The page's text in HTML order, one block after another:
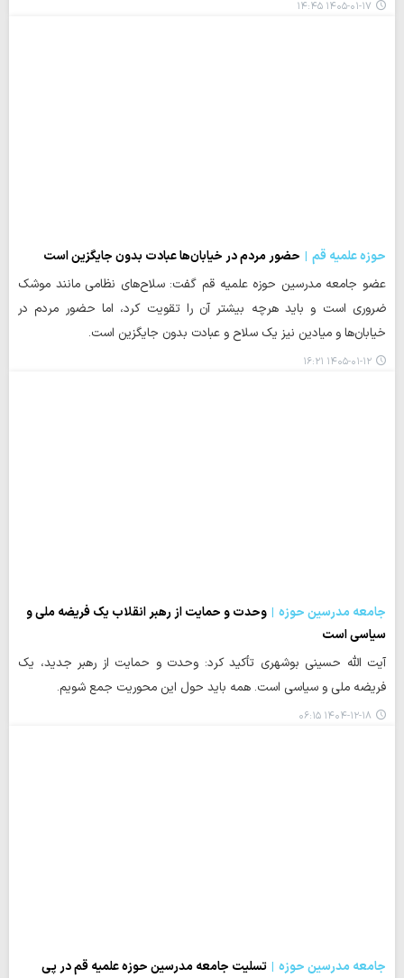
۱۴۰۵-۰۱-۱۷ ۱۴:۴۵
حوزه علمیه قم
حضور مردم در خیابان‌ها عبادت بدون جایگزین است
عضو جامعه مدرسین حوزه علمیه قم گفت: سلاح‌های نظامی مانند موشک
ضروری است و باید هرچه بیشتر آن را تقویت کرد، اما حضور مردم در
خیابان‌ها و میادین نیز یک سلاح و عبادت بدون جایگزین است.
۱۴۰۵-۰۱-۱۲ ۱۶:۲۱
جامعه مدرسین حوزه
وحدت و حمایت از رهبر انقلاب یک فریضه ملی و
سیاسی است
آیت الله حسینی بوشهری تأکید کرد: وحدت و حمایت از رهبر جدید، یک
فریضه ملی و سیاسی است. همه باید حول این محوریت جمع شویم.
۱۴۰۴-۱۲-۱۸ ۰۶:۱۵
جامعه مدرسین حوزه
تسلیت جامعه مدرسین حوزه علمیه قم در پی